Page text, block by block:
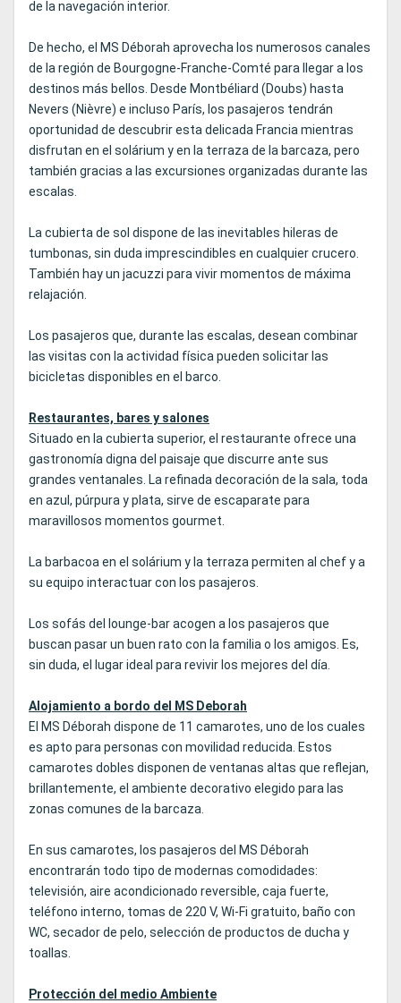
de la navegación interior.
De hecho, el MS Déborah aprovecha los numerosos canales
de la región de Bourgogne-Franche-Comté para llegar a los
destinos más bellos. Desde Montbéliard (Doubs) hasta
Nevers (Nièvre) e incluso París, los pasajeros tendrán
oportunidad de descubrir esta delicada Francia mientras
disfrutan en el solárium y en la terraza de la barcaza, pero
también gracias a las excursiones organizadas durante las
escalas.
La cubierta de sol dispone de las inevitables hileras de
tumbonas, sin duda imprescindibles en cualquier crucero.
También hay un jacuzzi para vivir momentos de máxima
relajación.
Los pasajeros que, durante las escalas, desean combinar
las visitas con la actividad física pueden solicitar las
bicicletas disponibles en el barco.
Restaurantes, bares y salones
Situado en la cubierta superior, el restaurante ofrece una
gastronomía digna del paisaje que discurre ante sus
grandes ventanales. La refinada decoración de la sala, toda
en azul, púrpura y plata, sirve de escaparate para
maravillosos momentos gourmet.
La barbacoa en el solárium y la terraza permiten al chef y a
su equipo interactuar con los pasajeros.
Los sofás del lounge-bar acogen a los pasajeros que
buscan pasar un buen rato con la familia o los amigos. Es,
sin duda, el lugar ideal para revivir los mejores del día.
Alojamiento a bordo del MS Deborah
El MS Déborah dispone de 11 camarotes, uno de los cuales
es apto para personas con movilidad reducida. Estos
camarotes dobles disponen de ventanas altas que reflejan,
brillantemente, el ambiente decorativo elegido para las
zonas comunes de la barcaza.
En sus camarotes, los pasajeros del MS Déborah
encontrarán todo tipo de modernas comodidades:
televisión, aire acondicionado reversible, caja fuerte,
teléfono interno, tomas de 220 V, Wi-Fi gratuito, baño con
WC, secador de pelo, selección de productos de ducha y
toallas.
Protección del medio Ambiente